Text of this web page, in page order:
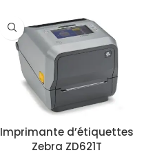
Imprimante d’étiquettes
Zebra ZD621T